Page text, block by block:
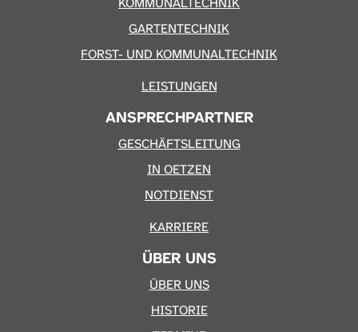
GARTENTECHNIK
FORST- UND KOMMUNALTECHNIK
LEISTUNGEN
ANSPRECHPARTNER
GESCHÄFTSLEITUNG
IN OETZEN
NOTDIENST
KARRIERE
ÜBER UNS
ÜBER UNS
HISTORIE